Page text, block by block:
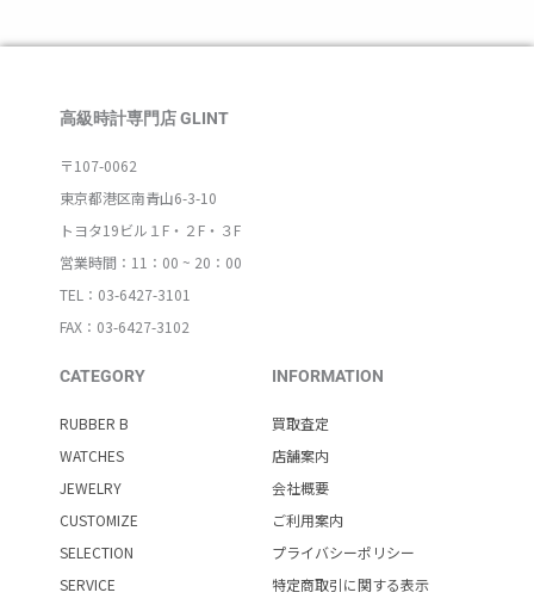
高級時計専門店 GLINT
〒107-0062
東京都港区南青山6-3-10
トヨタ19ビル１F・２F・３F
営業時間：11：00 ~ 20：00
TEL：03-6427-3101
FAX：03-6427-3102
CATEGORY
RUBBER B
WATCHES
JEWELRY
CUSTOMIZE
SELECTION
SERVICE
INFORMATION
買取査定
店舗案内
会社概要
ご利用案内
プライバシーポリシー
特定商取引に関する表示